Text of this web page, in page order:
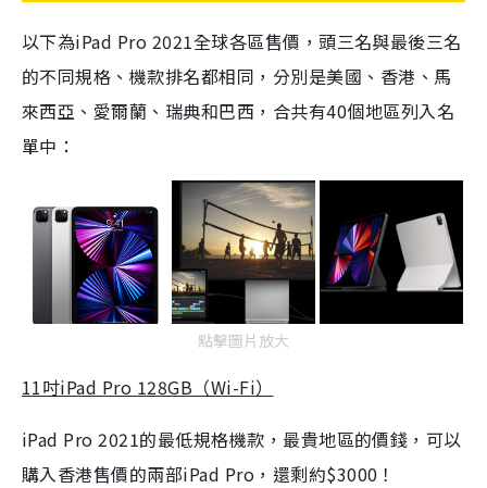
以下為iPad Pro 2021全球各區售價，頭三名與最後三名
的不同規格、機款排名都相同，分別是美國、香港、馬
來西亞、愛爾蘭、瑞典和巴西，合共有40個地區列入名
單中：
點擊圖片放大
11吋iPad Pro 128GB（Wi-Fi）
iPad Pro 2021的最低規格機款，最貴地區的價錢，可以
購入香港售價的兩部iPad Pro，還剩約$3000！